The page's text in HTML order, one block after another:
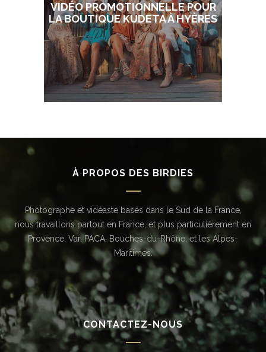
VIDÉO PROMOTIONNELLE POUR
LA BOUTIQUE KUDETA À HYÈRES
À PROPOS DES BIRDIES
Photographe et vidéaste basés dans le Sud de la France,
nous travaillons partout en France, et plus particulièrement en
Provence, Var, PACA, Bouches-du-Rhône, et les Alpes-
Maritimes.
CONTACTEZ-NOUS